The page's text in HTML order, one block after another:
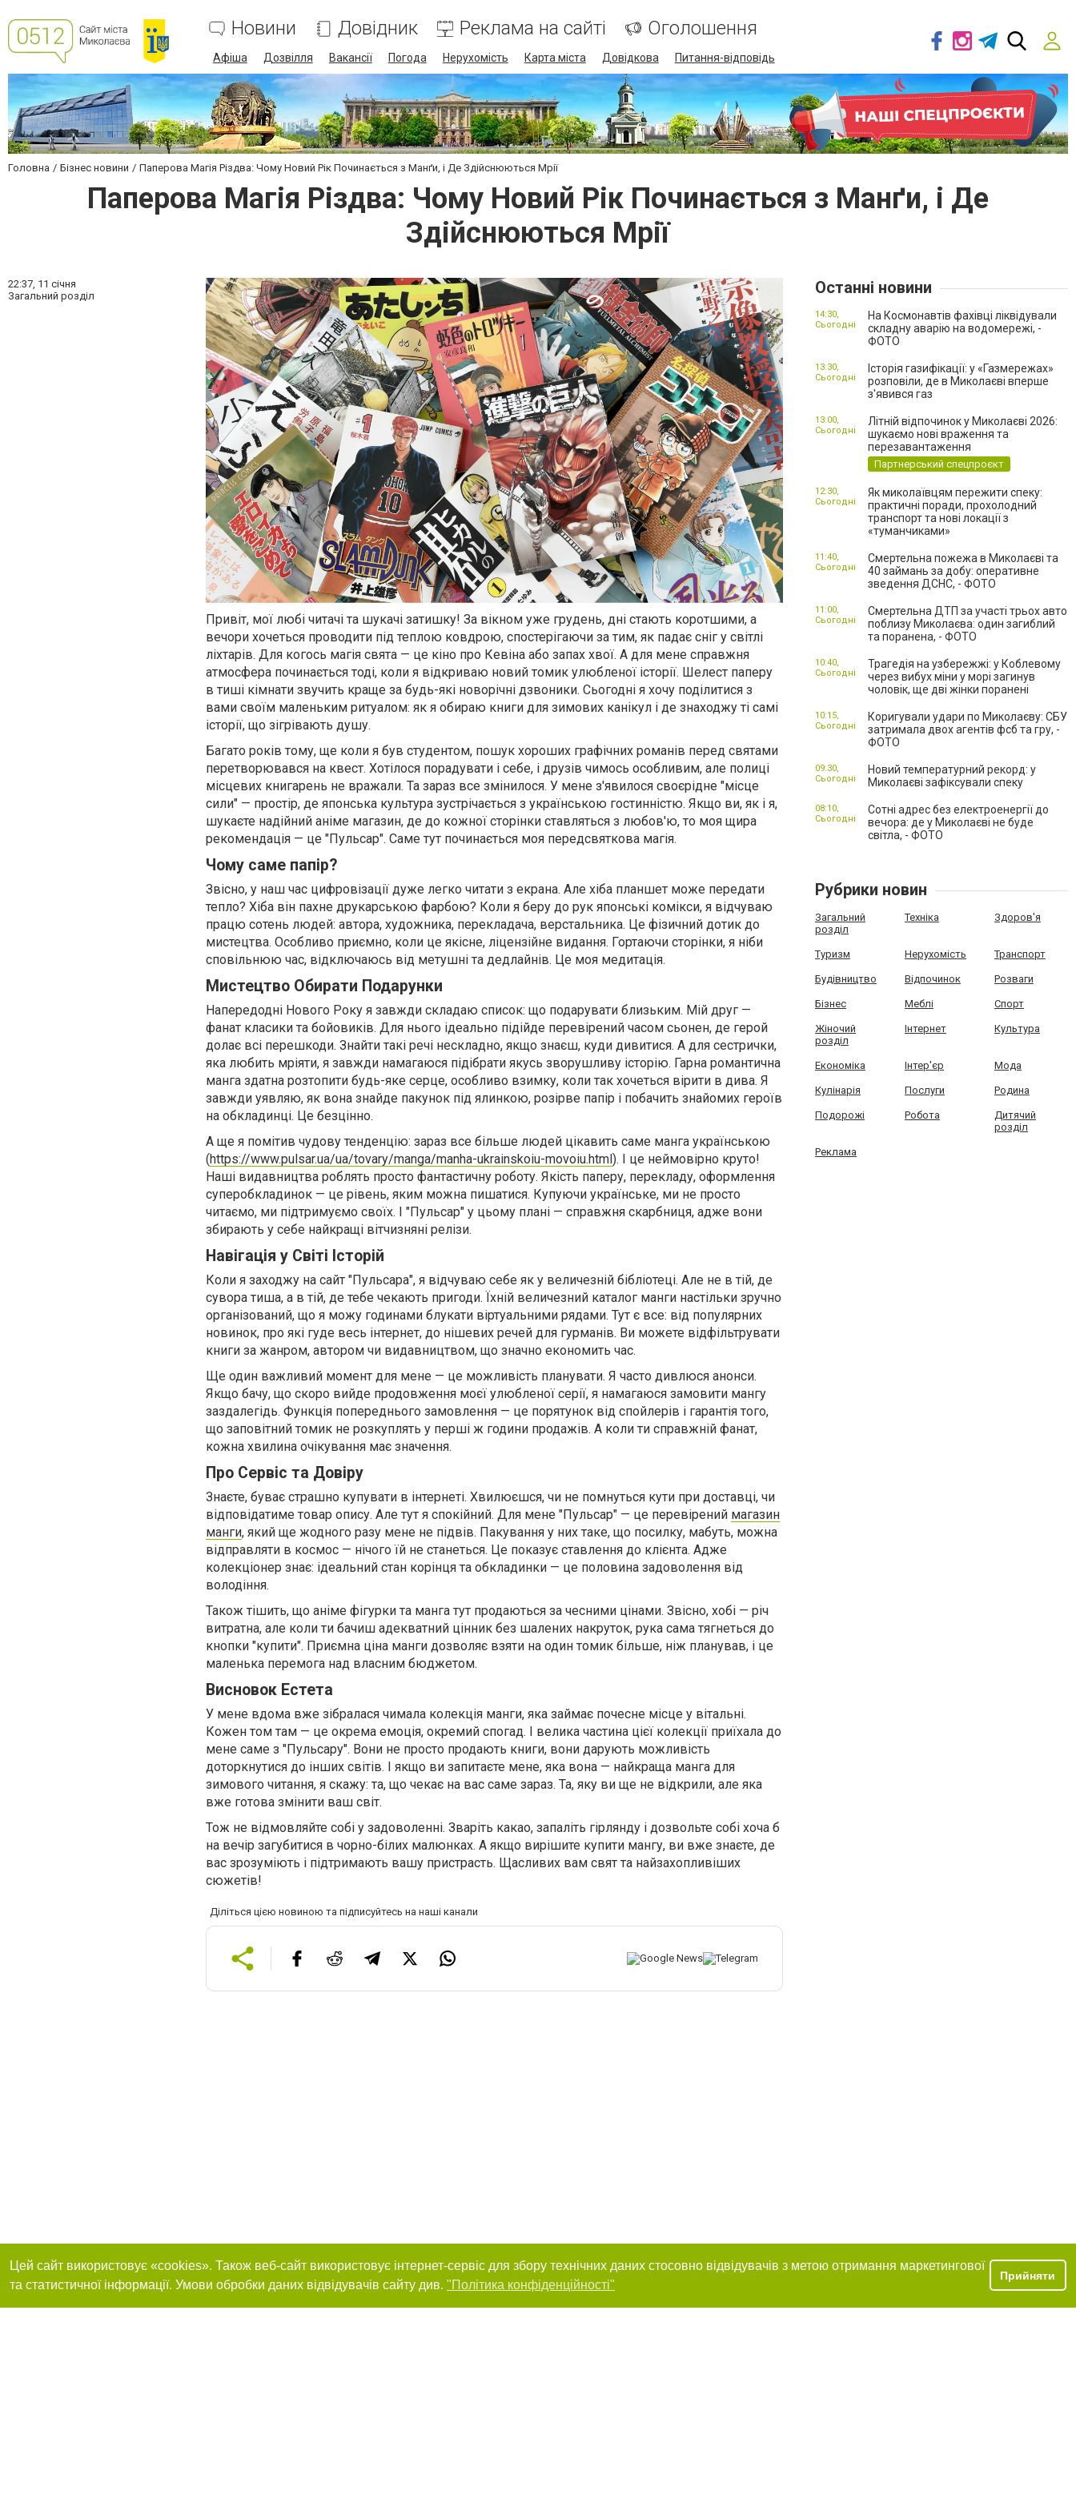
Новини Довідник Реклама на сайті Оголошення
Афіша Дозвілля Вакансії Погода Нерухомість Карта міста Довідкова Питання-відповідь
Головна Бізнес новини Паперова Магія Різдва: Чому Новий Рік Починається з Манґи, і Де Здійснюються Мрії
Паперова Магія Різдва: Чому Новий Рік Починається з Манґи, і Де
Здійснюються Мрії
22:37, 11 січня
Загальний розділ
Привіт, мої любі читачі та шукачі затишку! За вікном уже грудень, дні стають коротшими, а
вечори хочеться проводити під теплою ковдрою, спостерігаючи за тим, як падає сніг у світлі
ліхтарів. Для когось магія свята — це кіно про Кевіна або запах хвої. А для мене справжня
атмосфера починається тоді, коли я відкриваю новий томик улюбленої історії. Шелест паперу
в тиші кімнати звучить краще за будь-які новорічні дзвоники. Сьогодні я хочу поділитися з
вами своїм маленьким ритуалом: як я обираю книги для зимових канікул і де знаходжу ті самі
історії, що зігрівають душу.
Багато років тому, ще коли я був студентом, пошук хороших графічних романів перед святами
перетворювався на квест. Хотілося порадувати і себе, і друзів чимось особливим, але полиці
місцевих книгарень не вражали. Та зараз все змінилося. У мене з'явилося своєрідне "місце
сили" — простір, де японська культура зустрічається з українською гостинністю. Якщо ви, як і я,
шукаєте надійний аніме магазин, де до кожної сторінки ставляться з любов'ю, то моя щира
рекомендація — це "Пульсар". Саме тут починається моя передсвяткова магія.
Чому саме папір?
Звісно, у наш час цифровізації дуже легко читати з екрана. Але хіба планшет може передати
тепло? Хіба він пахне друкарською фарбою? Коли я беру до рук японські комікси, я відчуваю
працю сотень людей: автора, художника, перекладача, верстальника. Це фізичний дотик до
мистецтва. Особливо приємно, коли це якісне, ліцензійне видання. Гортаючи сторінки, я ніби
сповільнюю час, відключаюсь від метушні та дедлайнів. Це моя медитація.
Мистецтво Обирати Подарунки
Напередодні Нового Року я завжди складаю список: що подарувати близьким. Мій друг —
фанат класики та бойовиків. Для нього ідеально підійде перевірений часом сьонен, де герой
долає всі перешкоди. Знайти такі речі нескладно, якщо знаєш, куди дивитися. А для сестрички,
яка любить мріяти, я завжди намагаюся підібрати якусь зворушливу історію. Гарна романтична
манга здатна розтопити будь-яке серце, особливо взимку, коли так хочеться вірити в дива. Я
завжди уявляю, як вона знайде пакунок під ялинкою, розірве папір і побачить знайомих героїв
на обкладинці. Це безцінно.
А ще я помітив чудову тенденцію: зараз все більше людей цікавить саме манга українською
(https://www.pulsar.ua/ua/tovary/manga/manha-ukrainskoiu-movoiu.html). І це неймовірно круто!
Наші видавництва роблять просто фантастичну роботу. Якість паперу, перекладу, оформлення
суперобкладинок — це рівень, яким можна пишатися. Купуючи українське, ми не просто
читаємо, ми підтримуємо своїх. І "Пульсар" у цьому плані — справжня скарбниця, адже вони
збирають у себе найкращі вітчизняні релізи.
Навігація у Світі Історій
Коли я заходжу на сайт "Пульсара", я відчуваю себе як у величезній бібліотеці. Але не в тій, де
сувора тиша, а в тій, де тебе чекають пригоди. Їхній величезний каталог манги настільки зручно
організований, що я можу годинами блукати віртуальними рядами. Тут є все: від популярних
новинок, про які гуде весь інтернет, до нішевих речей для гурманів. Ви можете відфільтрувати
книги за жанром, автором чи видавництвом, що значно економить час.
Ще один важливий момент для мене — це можливість планувати. Я часто дивлюся анонси.
Якщо бачу, що скоро вийде продовження моєї улюбленої серії, я намагаюся замовити мангу
заздалегідь. Функція попереднього замовлення — це порятунок від спойлерів і гарантія того,
що заповітний томик не розкуплять у перші ж години продажів. А коли ти справжній фанат,
кожна хвилина очікування має значення.
Про Сервіс та Довіру
Знаєте, буває страшно купувати в інтернеті. Хвилюєшся, чи не помнуться кути при доставці, чи
відповідатиме товар опису. Але тут я спокійний. Для мене "Пульсар" — це перевірений магазин
манги, який ще жодного разу мене не підвів. Пакування у них таке, що посилку, мабуть, можна
відправляти в космос — нічого їй не станеться. Це показує ставлення до клієнта. Адже
колекціонер знає: ідеальний стан корінця та обкладинки — це половина задоволення від
володіння.
Також тішить, що аніме фігурки та манга тут продаються за чесними цінами. Звісно, хобі — річ
витратна, але коли ти бачиш адекватний цінник без шалених накруток, рука сама тягнеться до
кнопки "купити". Приємна ціна манги дозволяє взяти на один томик більше, ніж планував, і це
маленька перемога над власним бюджетом.
Висновок Естета
У мене вдома вже зібралася чимала колекція манги, яка займає почесне місце у вітальні.
Кожен том там — це окрема емоція, окремий спогад. І велика частина цієї колекції приїхала до
мене саме з "Пульсару". Вони не просто продають книги, вони дарують можливість
доторкнутися до інших світів. І якщо ви запитаєте мене, яка вона — найкраща манга для
зимового читання, я скажу: та, що чекає на вас саме зараз. Та, яку ви ще не відкрили, але яка
вже готова змінити ваш світ.
Тож не відмовляйте собі у задоволенні. Зваріть какао, запаліть гірлянду і дозвольте собі хоча б
на вечір загубитися в чорно-білих малюнках. А якщо вирішите купити мангу, ви вже знаєте, де
вас зрозуміють і підтримають вашу пристрасть. Щасливих вам свят та найзахопливіших
сюжетів!
Діліться цією новиною та підписуйтесь на наші канали
Останні новини
На Космонавтів фахівці ліквідували
складну аварію на водомережі, -
ФОТО
14:30,
Сьогодні
Історія газифікації: у «Газмережах»
розповіли, де в Миколаєві вперше
з'явився газ
13:30,
Сьогодні
Літній відпочинок у Миколаєві 2026:
шукаємо нові враження та
перезавантаження
Партнерський спецпроєкт
13:00,
Сьогодні
Як миколаївцям пережити спеку:
практичні поради, прохолодний
транспорт та нові локації з
«туманчиками»
12:30,
Сьогодні
Смертельна пожежа в Миколаєві та
40 займань за добу: оперативне
зведення ДСНС, - ФОТО
11:40,
Сьогодні
Смертельна ДТП за участі трьох авто
поблизу Миколаєва: один загиблий
та поранена, - ФОТО
11:00,
Сьогодні
Трагедія на узбережжі: у Коблевому
через вибух міни у морі загинув
чоловік, ще дві жінки поранені
10:40,
Сьогодні
Коригували удари по Миколаєву: СБУ
затримала двох агентів фсб та гру, -
ФОТО
10:15,
Сьогодні
Новий температурний рекорд: у
Миколаєві зафіксували спеку
09:30,
Сьогодні
Сотні адрес без електроенергії до
вечора: де у Миколаєві не буде
світла, - ФОТО
08:10,
Сьогодні
Рубрики новин
Загальний
розділ
Техніка Здоров'я
Туризм Нерухомість Транспорт
Будівництво Відпочинок Розваги
Бізнес Меблі Спорт
Жіночий
розділ
Інтернет Культура
Економіка Інтер'єр Мода
Кулінарія Послуги Родина
Подорожі Робота
Дитячий
розділ
Реклама
Цей сайт використовує «cookies». Також веб-сайт використовує інтернет-сервіс для збору технічних даних стосовно відвідувачів з метою отримання маркетингової
та статистичної інформації. Умови обробки даних відвідувачів сайту див. "Політика конфіденційності"
Прийняти